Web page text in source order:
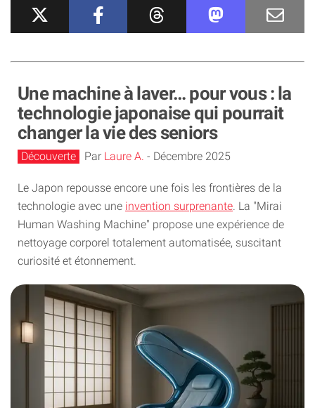
Une machine à laver… pour vous : la
technologie japonaise qui pourrait
changer la vie des seniors
Découverte Par Laure A. - Décembre 2025
Le Japon repousse encore une fois les frontières de la
technologie avec une invention surprenante. La "Mirai
Human Washing Machine" propose une expérience de
nettoyage corporel totalement automatisée, suscitant
curiosité et étonnement.